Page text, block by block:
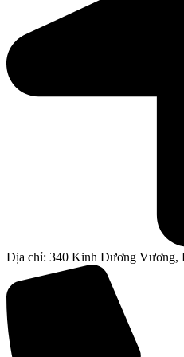
Địa chỉ: 340 Kinh Dương Vương,